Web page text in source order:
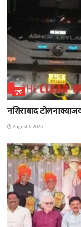
गुन्हे
नशिराबाद
August 6, 2026